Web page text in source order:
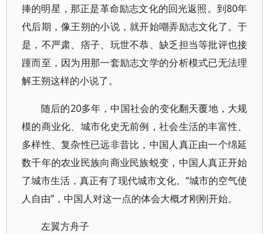
捧的明星，那正是革命励志文化的回光返照。到80年
代后期，像王朔的小说，就开始嘲弄励志文化了。于
是，不严肃、痞子、玩世不恭、缺乏担当等批评也接
踵而至，因为用那一套励志文学的分析模式已无法理
解王朔这样的小说了。
随后的20多年，中国社会的变化翻天覆地，大规
模的商业化、城市化史无前例，社会生活的丰富性、
多样性、复杂性已远非昔比，中国人真正由一个绵延
数千年的农业民族向商业民族蜕变，中国人真正开始
了城市生活，真正有了现代城市文化。“城市的空气使
人自由”，中国人对这一点的体会大概才刚刚开始。
左翼方舟子